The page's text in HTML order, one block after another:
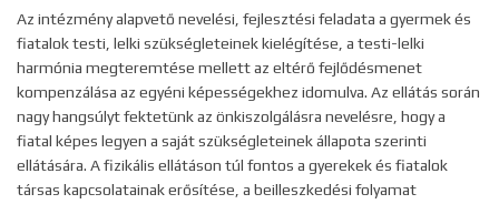
Az intézmény alapvető nevelési, fejlesztési feladata a gyermek és
fiatalok testi, lelki szükségleteinek kielégítése, a testi-lelki
harmónia megteremtése mellett az eltérő fejlődésmenet
kompenzálása az egyéni képességekhez idomulva. Az ellátás során
nagy hangsúlyt fektetünk az önkiszolgálásra nevelésre, hogy a
fiatal képes legyen a saját szükségleteinek állapota szerinti
ellátására. A fizikális ellátáson túl fontos a gyerekek és fiatalok
társas kapcsolatainak erősítése, a beilleszkedési folyamat